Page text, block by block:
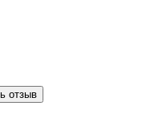
отзыв